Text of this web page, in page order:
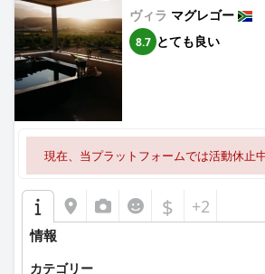
ヴィラ マグレゴー
8.7 とても良い
現在、当プラットフォームでは活動休止中
$ +2
情報
カテゴリー